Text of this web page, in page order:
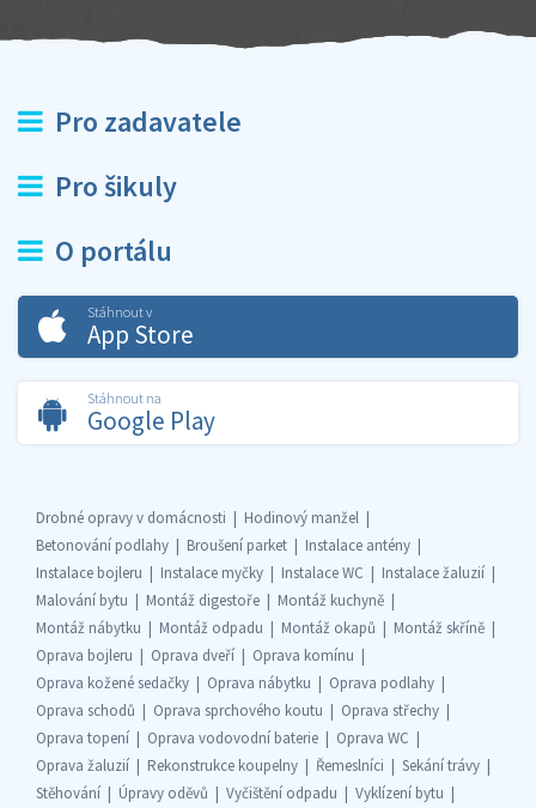
Pro zadavatele
Pro šikuly
O portálu
Stáhnout v
App Store
Stáhnout na
Google Play
Drobné opravy v domácnosti
Hodinový manžel
Betonování podlahy
Broušení parket
Instalace antény
Instalace bojleru
Instalace myčky Instalace WC
Instalace žaluzií
Malování bytu
Montáž digestoře
Montáž kuchyně
Montáž nábytku
Montáž odpadu Montáž okapů
Montáž skříně
Oprava bojleru
Oprava dveří
Oprava komínu
Oprava kožené sedačky
Oprava nábytku
Oprava podlahy
Oprava schodů
Oprava sprchového koutu
Oprava střechy
Oprava topení
Oprava vodovodní baterie
Oprava WC
Oprava žaluzií
Rekonstrukce koupelny Řemeslníci
Sekání trávy
Stěhování
Úpravy oděvů Vyčištění odpadu Vyklízení bytu